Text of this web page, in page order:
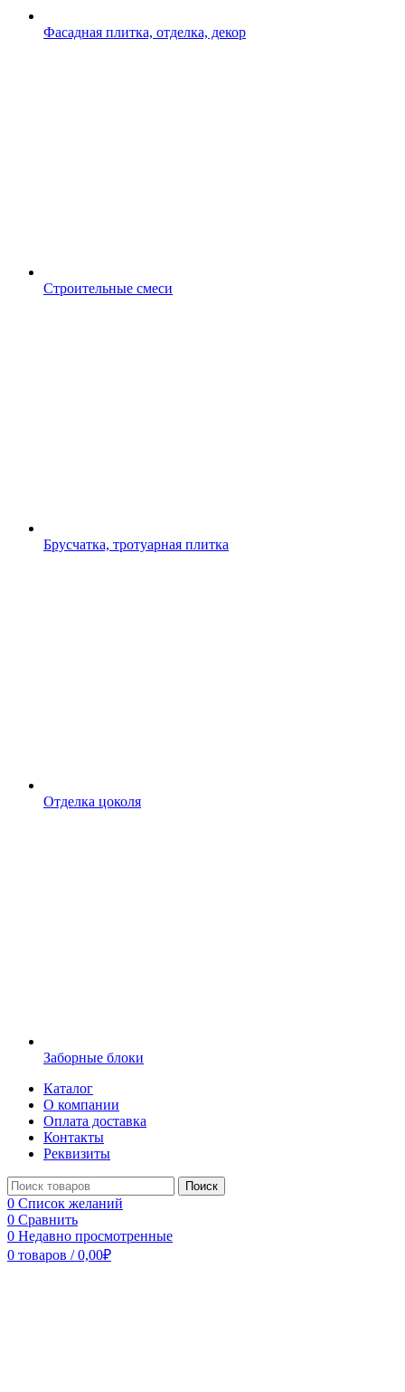
Фасадная плитка, отделка, декор
Строительные смеси
Брусчатка, тротуарная плитка
Отделка цоколя
Заборные блоки
Каталог
О компании
Оплата доставка
Контакты
Реквизиты
Поиск
0 Список желаний
0 Сравнить
0 Недавно просмотренные
0 товаров / 0,00₽